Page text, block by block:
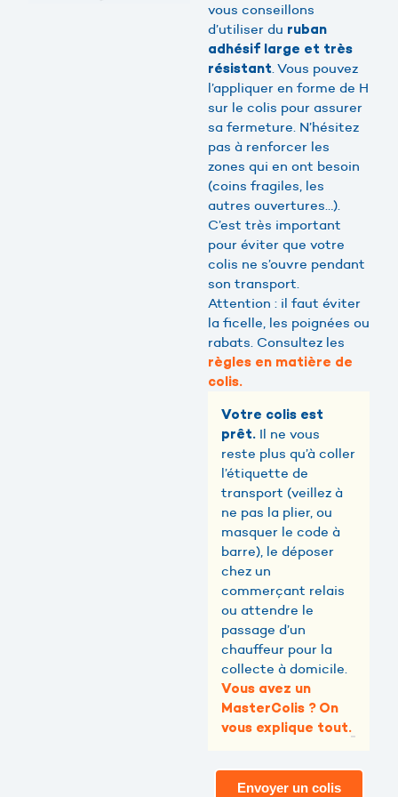
vous conseillons
d’utiliser du ruban
adhésif large et très
résistant. Vous pouvez
l’appliquer en forme de H
sur le colis pour assurer
sa fermeture. N’hésitez
pas à renforcer les
zones qui en ont besoin
(coins fragiles, les
autres ouvertures…).
C’est très important
pour éviter que votre
colis ne s’ouvre pendant
son transport.
Attention : il faut éviter
la ficelle, les poignées ou
rabats. Consultez les
règles en matière de
colis.
Votre colis est
prêt. Il ne vous
reste plus qu’à coller
l’étiquette de
transport (veillez à
ne pas la plier, ou
masquer le code à
barre), le déposer
chez un
commerçant relais
ou attendre le
passage d’un
chauffeur pour la
collecte à domicile.
Vous avez un
MasterColis ? On
vous explique tout.
Envoyer un colis